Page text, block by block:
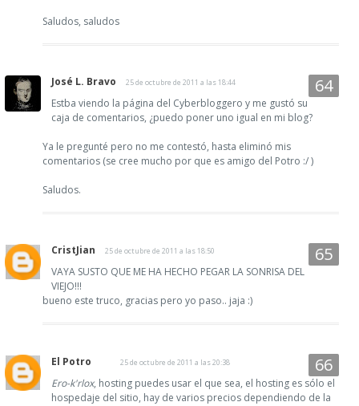
Saludos, saludos
José L. Bravo 25 de octubre de 2011 a las 18:44
Estba viendo la página del Cyberbloggero y me gustó su
caja de comentarios, ¿puedo poner uno igual en mi blog?
Ya le pregunté pero no me contestó, hasta eliminó mis
comentarios (se cree mucho por que es amigo del Potro :/ )
Saludos.
CristJian 25 de octubre de 2011 a las 18:50
VAYA SUSTO QUE ME HA HECHO PEGAR LA SONRISA DEL
VIEJO!!!
bueno este truco, gracias pero yo paso.. jaja :)
El Potro 25 de octubre de 2011 a las 20:38
Ero-k'rlox, hosting puedes usar el que sea, el hosting es sólo el
hospedaje del sitio, hay de varios precios dependiendo de la